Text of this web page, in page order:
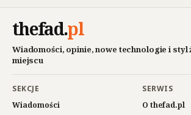
thefad.pl
Wiadomości, opinie, nowe technologie i styl
miejscu
SEKCJE
Wiadomości
SERWIS
O thefad.pl